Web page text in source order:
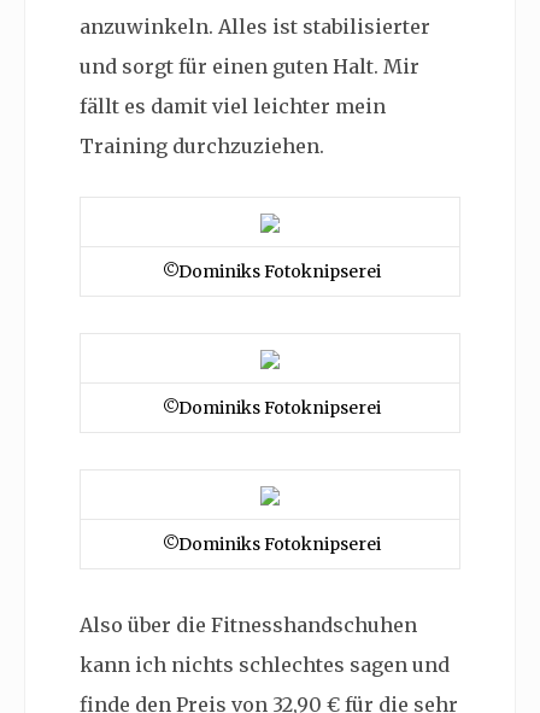
anzuwinkeln. Alles ist stabilisierter
und sorgt für einen guten Halt. Mir
fällt es damit viel leichter mein
Training durchzuziehen.
©Dominiks Fotoknipserei
©Dominiks Fotoknipserei
©Dominiks Fotoknipserei
Also über die Fitnesshandschuhen
kann ich nichts schlechtes sagen und
finde den Preis von 32,90 € für die sehr